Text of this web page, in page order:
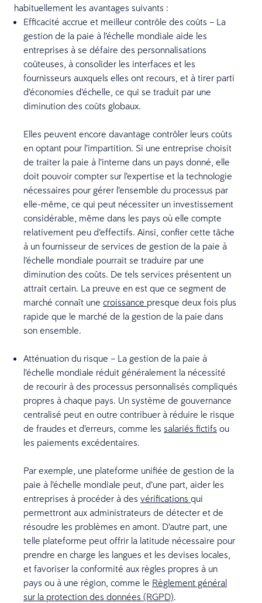
habituellement les avantages suivants :
Efficacité accrue et meilleur contrôle des coûts – La
gestion de la paie à l’échelle mondiale aide les
entreprises à se défaire des personnalisations
coûteuses, à consolider les interfaces et les
fournisseurs auxquels elles ont recours, et à tirer parti
d’économies d’échelle, ce qui se traduit par une
diminution des coûts globaux.
Elles peuvent encore davantage contrôler leurs coûts
en optant pour l’impartition. Si une entreprise choisit
de traiter la paie à l’interne dans un pays donné, elle
doit pouvoir compter sur l’expertise et la technologie
nécessaires pour gérer l’ensemble du processus par
elle-même, ce qui peut nécessiter un investissement
considérable, même dans les pays où elle compte
relativement peu d’effectifs. Ainsi, confier cette tâche
à un fournisseur de services de gestion de la paie à
l’échelle mondiale pourrait se traduire par une
diminution des coûts. De tels services présentent un
attrait certain. La preuve en est que ce segment de
marché connaît une croissance presque deux fois plus
rapide que le marché de la gestion de la paie dans
son ensemble.
Atténuation du risque – La gestion de la paie à
l’échelle mondiale réduit généralement la nécessité
de recourir à des processus personnalisés compliqués
propres à chaque pays. Un système de gouvernance
centralisé peut en outre contribuer à réduire le risque
de fraudes et d’erreurs, comme les salariés fictifs ou
les paiements excédentaires.
Par exemple, une plateforme unifiée de gestion de la
paie à l’échelle mondiale peut, d’une part, aider les
entreprises à procéder à des vérifications qui
permettront aux administrateurs de détecter et de
résoudre les problèmes en amont. D’autre part, une
telle plateforme peut offrir la latitude nécessaire pour
prendre en charge les langues et les devises locales,
et favoriser la conformité aux règles propres à un
pays ou à une région, comme le Règlement général
sur la protection des données (RGPD).